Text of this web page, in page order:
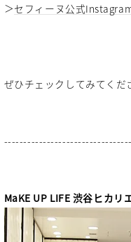
＞セフィーヌ公式
ぜひチェックしてみてくだ
MaKE UP LIFE 渋谷ヒカリ